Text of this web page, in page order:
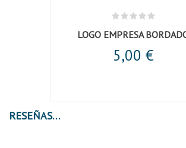
LOGO EMPRESA
5,00 €
RESEÑAS